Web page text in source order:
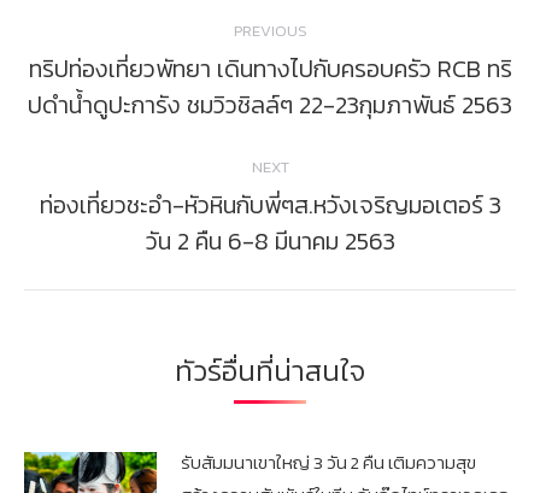
navigation
PREVIOUS
Previous
post:
ทริปท่องเที่ยวพัทยา เดินทางไปกับครอบครัว RCB ทริ
ปดำน้ำดูปะการัง ชมวิวชิลล์ๆ 22-23กุมภาพันธ์ 2563
NEXT
Next
post:
ท่องเที่ยวชะอำ-หัวหินกับพี่ๆส.หวังเจริญมอเตอร์ 3
วัน 2 คืน 6-8 มีนาคม 2563
ทัวร์อื่นที่น่าสนใจ
รับสัมมนาเขาใหญ่ 3 วัน 2 คืน เติมความสุข